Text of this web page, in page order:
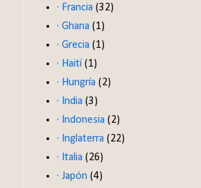
· Francia (32)
· Ghana (1)
· Grecia (1)
· Haití (1)
· Hungría (2)
· India (3)
· Indonesia (2)
· Inglaterra (22)
· Italia (26)
· Japón (4)